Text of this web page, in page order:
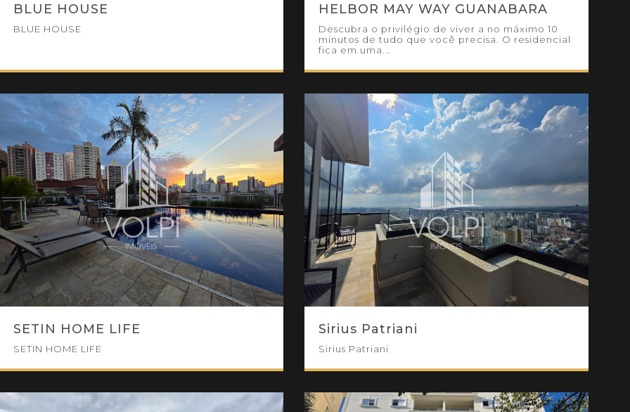
BLUE HOUSE
BLUE HOUSE
HELBOR MAY WAY GUANABARA
Descubra o privilégio de viver a no máximo 10
minutos de tudo que você precisa. O residencial
fica em uma...
SETIN HOME LIFE
SETIN HOME LIFE
Sirius Patriani
Sirius Patriani